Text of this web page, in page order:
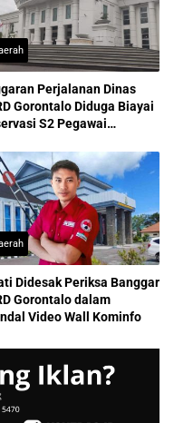
Perjalanan Dinas
Gorontalo Diduga Biayai
S2 Pegawai
Didesak Periksa Banggar
Gorontalo dalam
Video Wall Kominfo